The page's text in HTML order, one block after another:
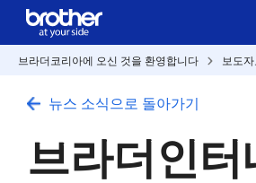
브라더코리아에 오신 것을 환영합니다 보도자
뉴스 소식으로 돌아가기
브라더인터